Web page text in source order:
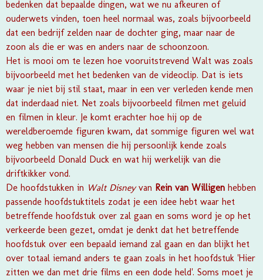
bedenken dat bepaalde dingen, wat we nu afkeuren of
ouderwets vinden, toen heel normaal was, zoals bijvoorbeeld
dat een bedrijf zelden naar de dochter ging, maar naar de
zoon als die er was en anders naar de schoonzoon.
Het is mooi om te lezen hoe vooruitstrevend Walt was zoals
bijvoorbeeld met het bedenken van de videoclip. Dat is iets
waar je niet bij stil staat, maar in een ver verleden kende men
dat inderdaad niet. Net zoals bijvoorbeeld filmen met geluid
en filmen in kleur. Je komt erachter hoe hij op de
wereldberoemde figuren kwam, dat sommige figuren wel wat
weg hebben van mensen die hij persoonlijk kende zoals
bijvoorbeeld Donald Duck en wat hij werkelijk van die
driftkikker vond.
De hoofdstukken in Walt Disneyvan Rein van Willigen hebben
passende hoofdstuktitels zodat je een idee hebt waar het
betreffende hoofdstuk over zal gaan en soms word je op het
verkeerde been gezet, omdat je denkt dat het betreffende
hoofdstuk over een bepaald iemand zal gaan en dan blijkt het
over totaal iemand anders te gaan zoals in het hoofdstuk 'Hier
zitten we dan met drie films en een dode held'. Soms moet je